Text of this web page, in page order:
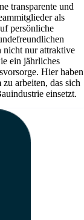
transparente und
als
persönliche
nicht nur attraktive
ein jährliches
Hier haben
arbeiten, das sich
einsetzt.